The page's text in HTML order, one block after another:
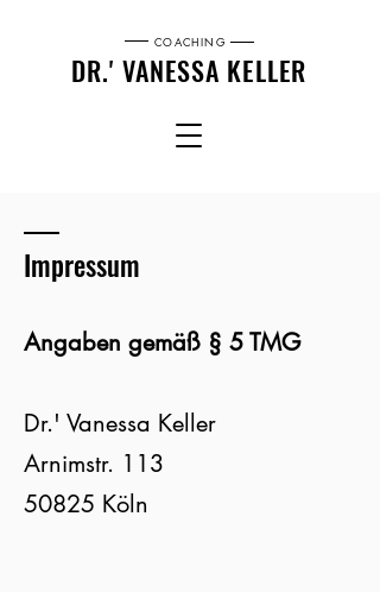
DR.' VANESSA KELLER
COACHING
Impressum
Angaben gemäß § 5 TMG
Dr.' Vanessa Keller
Arnimstr. 113
50825 Köln